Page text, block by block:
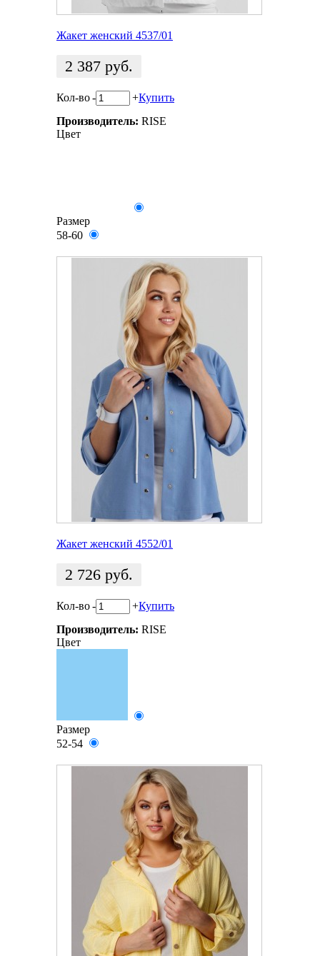
Жакет женский 4537/01
2 387 руб.
Кол-во- +Купить
Производитель: RISE
Цвет
Размер
58-60
Жакет женский 4552/01
2 726 руб.
Кол-во- +Купить
Производитель: RISE
Цвет
Размер
52-54